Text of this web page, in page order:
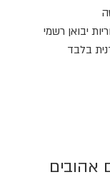
בלבד
אהובים